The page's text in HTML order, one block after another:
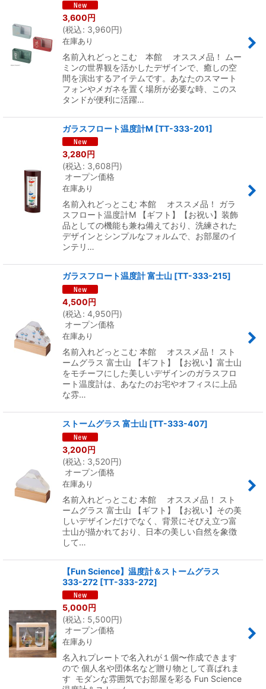
3,600円
(税込: 3,960円)
在庫あり
名前入れどっとこむ 本館 オススメ品！ ムー
ミンの世界観を活かしたデザインで、癒しの空
間を演出するアイテムです。あなたのスマート
フォンやメガネを置く場所が必要な時、このス
タンドが便利に活躍…
ガラスフロート温度計M [TT-333-201]
3,280 円
(税込: 3,608円)
オープン価格
在庫あり
名前入れどっとこむ 本館 オススメ品！ ガラ
スフロート温度計M 【ギフト】【お祝い】装飾
品としての機能も兼ね備えており、洗練された
デザインとシンプルなフォルムで、お部屋のイ
ンテリ…
ガラスフロート温度計 富士山 [TT-333-215]
4,500円
(税込: 4,950円)
オープン価格
在庫あり
名前入れどっとこむ 本館 オススメ品！ スト
ームグラス 富士山 【ギフト】【お祝い】富士山
をモチーフにした美しいデザインのガラスフロ
ート温度計は、あなたのお宅やオフィスに上品
な雰…
ストームグラス 富士山 [TT-333-407]
3,200円
(税込: 3,520円)
オープン価格
在庫あり
名前入れどっとこむ 本館 オススメ品！ スト
ームグラス 富士山 【ギフト】【お祝い】その美
しいデザインだけでなく、背景にそびえ立つ富
士山が描かれており、日本の美しい自然を象徴
して…
【Fun Science】温度計＆ストームグラス
333-272 [TT-333-272]
5,000 円
(税込: 5,500円)
オープン価格
在庫あり
名入れプレートで名入れが１個〜作成できます
ので 個人名や団体名など贈り物として喜ばれま
す モダンな雰囲気でお部屋を彩る Fun Science